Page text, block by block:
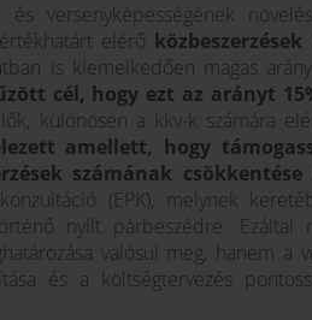
és versenyképességének
elérő
is kiemelkedően magas
cél, hogy ezt az arányt
különösen a kkv-k számára
amellett, hogy
számának csökkentése
(EPK), melynek
nyílt párbeszédre. Ezáltal
valósul meg, hanem a
és a költségtervezés